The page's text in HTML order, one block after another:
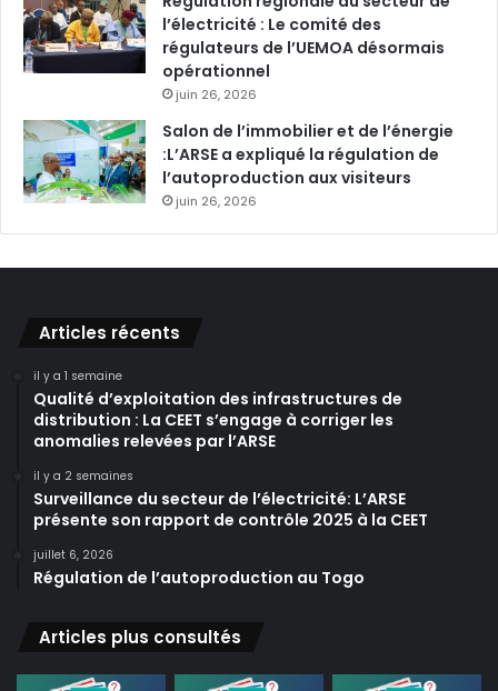
l’électricité : Le comité des
régulateurs de l’UEMOA désormais
opérationnel
juin 26, 2026
Salon de l’immobilier et de l’énergie
:L’ARSE a expliqué la régulation de
l’autoproduction aux visiteurs
juin 26, 2026
Articles récents
il y a 1 semaine
Qualité d’exploitation des infrastructures de
distribution : La CEET s’engage à corriger les
anomalies relevées par l’ARSE
il y a 2 semaines
Surveillance du secteur de l’électricité: L’ARSE
présente son rapport de contrôle 2025 à la CEET
juillet 6, 2026
Régulation de l’autoproduction au Togo
Articles plus consultés